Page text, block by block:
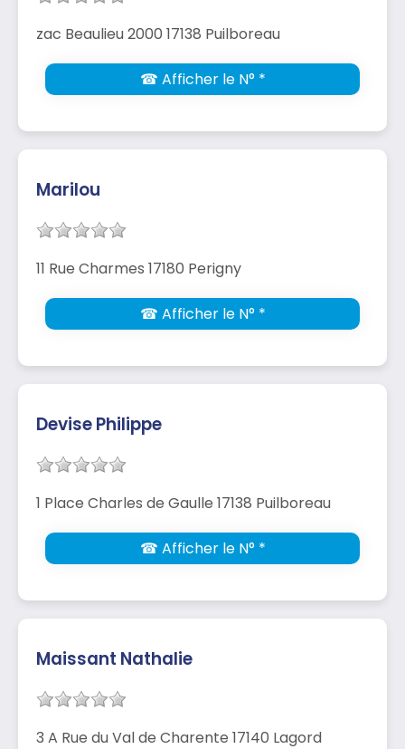
zac Beaulieu 2000 17138 Puilboreau
☎ Afficher le N° *
Marilou
11 Rue Charmes 17180 Perigny
☎ Afficher le N° *
Devise Philippe
1 Place Charles de Gaulle 17138 Puilboreau
☎ Afficher le N° *
Maissant Nathalie
3 A Rue du Val de Charente 17140 Lagord